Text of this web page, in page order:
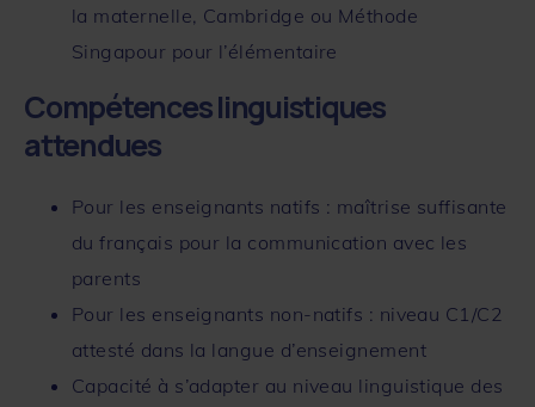
la maternelle, Cambridge ou Méthode
Singapour pour l’élémentaire
Compétences linguistiques
attendues
Pour les enseignants natifs : maîtrise suffisante
du français pour la communication avec les
parents
Pour les enseignants non-natifs : niveau C1/C2
attesté dans la langue d’enseignement
Capacité à s’adapter au niveau linguistique des